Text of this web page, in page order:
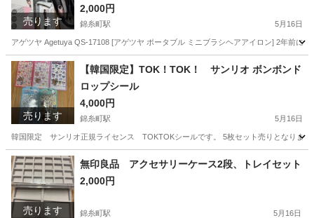
売ります
2,000円
錦糸町駅 5月16日
アゲツヤ Agetuya QS-17108 [アゲツヤ ポータブル ミニブラシヘアアイロン] 2年前に
東京 墨田区 錦糸町駅 美容家電 コード
売ります
【韓国限定】TOK！TOK！ サンリオ ボンボンド
ロップシール
4,000円
錦糸町駅 5月16日
韓国限定 サンリオ正規ライセンス TOKTOKシールです。 5枚セット売りとなります
東京 墨田区 錦糸町駅 おもちゃ サンリオ
売ります
無印良品 アクセサリーケース2段、トレイセット
2,000円
錦糸町駅 5月16日